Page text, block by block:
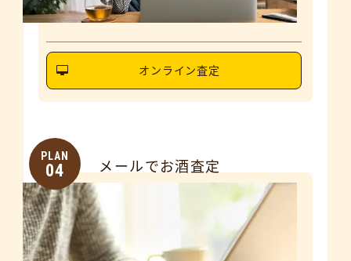
オンライン査定
PLAN
04 メールでお酒査定